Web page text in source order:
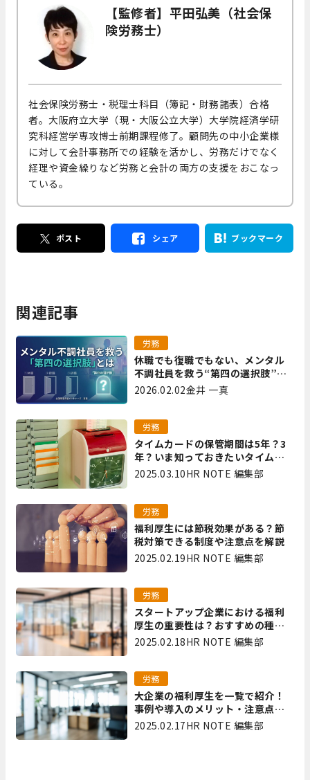
【監修者】平田弘美（社会保
険労務士）
社会保険労務士・税理士科目（簿記・財務諸表）合格
者。大阪府立大学（現・大阪公立大学）大学院経済学研
究科経営学専攻博士前期課程修了。顧問先の中小企業様
に対して会計事務所での経験を活かし、労務だけでなく
経理や資金繰りなど労務と会計の両方の支援をおこなっ
ている。
ポスト シェア ブックマーク
関連記事
休職でも復職でもない、メンタル
不調社員を救う“第四の選択肢”と
は｜全国障害年金パートナーズ 宮
労務
2026.02.02金井 一真
タイムカードの保管期間は5年？3
年？いま知っておきたいタイムカ
ード保管方法
労務
2025.03.10HR NOTE 編集部
福利厚生には節税効果がある？節
税対策できる制度や注意点を解説
労務
2025.02.19HR NOTE 編集部
スタートアップ企業における福利
厚生の重要性は？おすすめの種類
やメリット・デメリットを解説
労務
2025.02.18HR NOTE 編集部
大企業の福利厚生を一覧で紹介！
事例や導入のメリット・注意点を
解説
労務
2025.02.17HR NOTE 編集部